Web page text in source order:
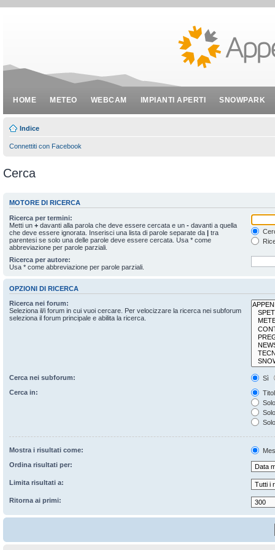
HOME METEO WEBCAM IMPIANTI APERTI SNOWPARK
Indice
Connettiti con Facebook
Cerca
MOTORE DI RICERCA
Ricerca per termini:
Metti un + davanti alla parola che deve essere cercata e un - davanti a quella
che deve essere ignorata. Inserisci una lista di parole separate da | tra
parentesi se solo una delle parole deve essere cercata. Usa * come
abbreviazione per parole parziali.
Ricerca per autore:
Usa * come abbreviazione per parole parziali.
OPZIONI DI RICERCA
Ricerca nei forum:
Seleziona il/i forum in cui vuoi cercare. Per velocizzare la ricerca nei subforum
seleziona il forum principale e abilita la ricerca.
Cerca nei subforum:
Sì
Cerca in:
Mostra i risultati come:
Ordina risultati per:
Limita risultati a:
Ritorna ai primi: